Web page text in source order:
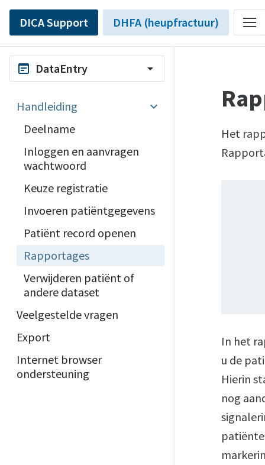
DICA Support DHFA (heupfractuur)
wysiwyg DataEntry arrow_drop_down
Handleiding
Deelname
Inloggen en aanvragen
wachtwoord
Keuze registratie
Invoeren patiëntgegevens
Patiënt record openen
Rapportages
Verwijderen patiënt of
andere dataset
Veelgestelde vragen
Export
Internet browser
ondersteuning
Het
In het
u de
Hierin
nog